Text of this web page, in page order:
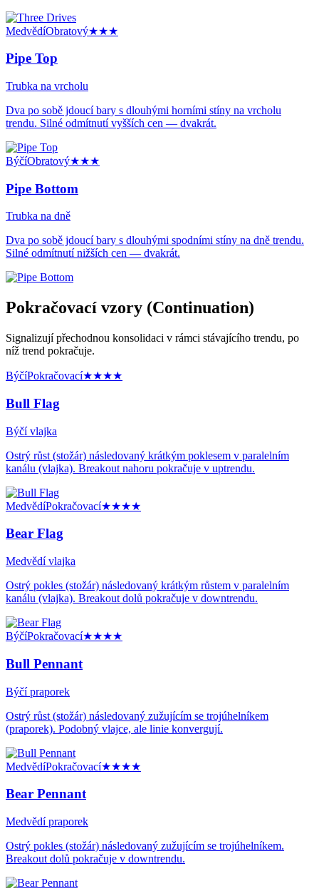
MedvědíObratový★★★
Pipe Top
Trubka na vrcholu
Dva po sobě jdoucí bary s dlouhými horními stíny na vrcholu
trendu. Silné odmítnutí vyšších cen — dvakrát.
BýčíObratový★★★
Pipe Bottom
Trubka na dně
Dva po sobě jdoucí bary s dlouhými spodními stíny na dně trendu.
Silné odmítnutí nižších cen — dvakrát.
Pokračovací vzory (Continuation)
Signalizují přechodnou konsolidaci v rámci stávajícího trendu, po
níž trend pokračuje.
BýčíPokračovací★★★★
Bull Flag
Býčí vlajka
Ostrý růst (stožár) následovaný krátkým poklesem v paralelním
kanálu (vlajka). Breakout nahoru pokračuje v uptrendu.
MedvědíPokračovací★★★★
Bear Flag
Medvědí vlajka
Ostrý pokles (stožár) následovaný krátkým růstem v paralelním
kanálu (vlajka). Breakout dolů pokračuje v downtrendu.
BýčíPokračovací★★★★
Bull Pennant
Býčí praporek
Ostrý růst (stožár) následovaný zužujícím se trojúhelníkem
(praporek). Podobný vlajce, ale linie konvergují.
MedvědíPokračovací★★★★
Bear Pennant
Medvědí praporek
Ostrý pokles (stožár) následovaný zužujícím se trojúhelníkem.
Breakout dolů pokračuje v downtrendu.